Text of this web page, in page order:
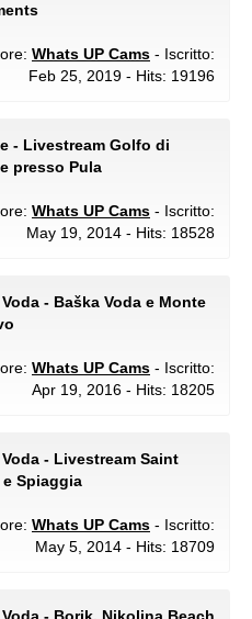
Whats UP Cams - Iscritto:
Feb 25, 2019 - Hits: 19196
- Livestream Golfo di
presso Pula
Whats UP Cams - Iscritto:
May 19, 2014 - Hits: 18528
- Baška Voda e Monte
Whats UP Cams - Iscritto:
Apr 19, 2016 - Hits: 18205
- Livestream Saint
Spiaggia
Whats UP Cams - Iscritto:
May 5, 2014 - Hits: 18709